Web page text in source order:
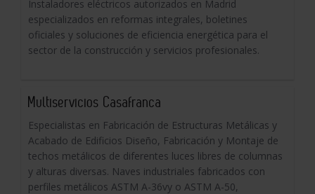
Instaladores eléctricos autorizados en Madrid
especializados en reformas integrales, boletines
oficiales y soluciones de eficiencia energética para el
sector de la construcción y servicios profesionales.
Multiservicios Casafranca
Especialistas en Fabricación de Estructuras Metálicas y
Acabado de Edificios Diseño, Fabricación y Montaje de
techos metálicos de diferentes luces libres de columnas
y alturas diversas. Naves industriales fabricados con
perfiles metálicos ASTM A-36vy o ASTM A-50,